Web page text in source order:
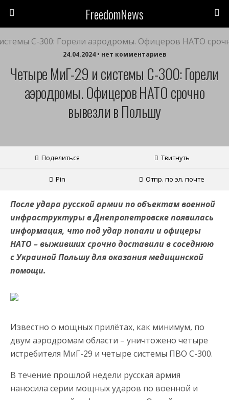
FreedomNews
24.04.2024 • нет комментариев
Четыре МиГ-29 и системы С-300: Горели
аэродромы. Офицеров НАТО срочно
вывезли в Польшу
Поделиться Твитнуть
Pin Отпр. по эл. почте
После удара русской армии по объектам военной
инфраструктуры в Днепропетровске появилась
информация, что под удар попали и офицеры
НАТО – выживших срочно доставили в соседнюю
с Украиной Польшу для оказания медицинской
помощи.
Известно о мощных прилётах, как минимум, по
двум аэродромам области – уничтожено четыре
истребителя МиГ-29 и четыре системы ПВО С-300.
В течение прошлой недели русская армия
наносила серии мощных ударов по военной и